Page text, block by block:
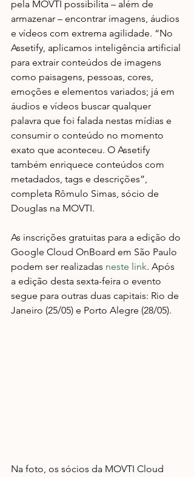
pela MOVTI possibilita – além de
armazenar – encontrar imagens, áudios
e vídeos com extrema agilidade. “No
Assetify, aplicamos inteligência artificial
para extrair conteúdos de imagens
como paisagens, pessoas, cores,
emoções e elementos variados; já em
áudios e vídeos buscar qualquer
palavra que foi falada nestas mídias e
consumir o conteúdo no momento
exato que aconteceu. O Assetify
também enriquece conteúdos com
metadados, tags e descrições”,
completa Rômulo Simas, sócio de
Douglas na MOVTI.
As inscrições gratuitas para a edição do
Google Cloud OnBoard em São Paulo
podem ser realizadas neste link. Após
a edição desta sexta-feira o evento
segue para outras duas capitais: Rio de
Janeiro (25/05) e Porto Alegre (28/05).
Na foto, os sócios da MOVTI Cloud